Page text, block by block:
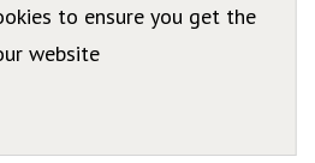
to ensure you get the
website
2026